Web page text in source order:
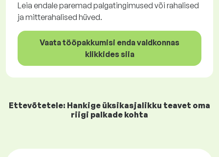
Leia endale paremad palgatingimused või rahalised
ja mitterahalised hüved.
Vaata tööpakkumisi enda valdkonnas
klikkides siia
Ettevõtetele: Hankige üksikasjalikku teavet oma
riigi palkade kohta